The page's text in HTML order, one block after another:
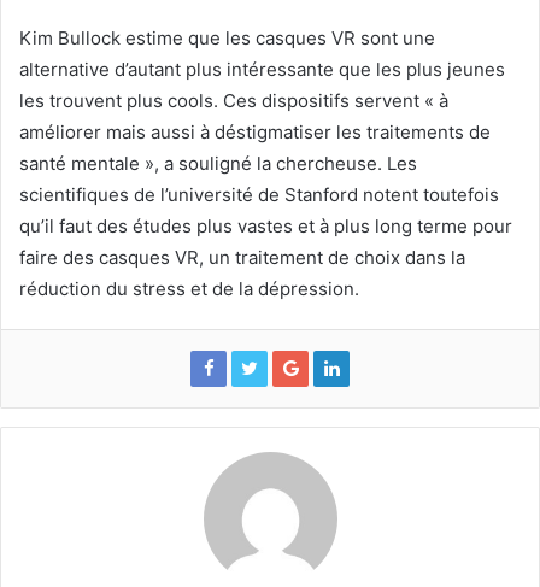
Kim Bullock estime que les casques VR sont une
alternative d’autant plus intéressante que les plus jeunes
les trouvent plus cools. Ces dispositifs servent « à
améliorer mais aussi à déstigmatiser les traitements de
santé mentale », a souligné la chercheuse. Les
scientifiques de l’université de Stanford notent toutefois
qu’il faut des études plus vastes et à plus long terme pour
faire des casques VR, un traitement de choix dans la
réduction du stress et de la dépression.